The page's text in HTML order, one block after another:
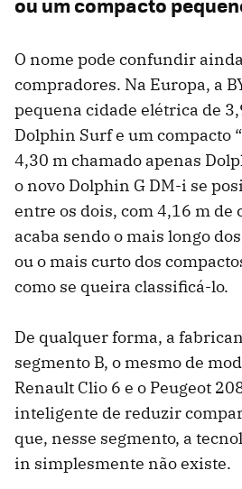
O nome pode confundir
compradores. Na Europa, a
pequena cidade elétrica de
Dolphin Surf e um compacto
4,30 m chamado apenas
o novo Dolphin G DM-i se
entre os dois, com 4,16 m de
acaba sendo o mais longo
ou o mais curto dos
como se queira classificá-lo.
De qualquer forma, a
segmento B, o mesmo de
Renault Clio 6 e o Peugeot
inteligente de reduzir
que, nesse segmento, a
in simplesmente não existe.